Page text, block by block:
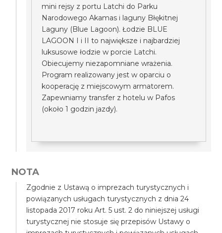
mini rejsy z portu Latchi do Parku
Narodowego Akamas i laguny Błękitnej
Laguny (Blue Lagoon). Łodzie BLUE
LAGOON I i II to największe i najbardziej
luksusowe łodzie w porcie Latchi.
Obiecujemy niezapomniane wrażenia.
Program realizowany jest w oparciu o
kooperację z miejscowym armatorem.
Zapewniamy transfer z hotelu w Pafos
(około 1 godzin jazdy).
NOTA
Zgodnie z Ustawą o imprezach turystycznych i
powiązanych usługach turystycznych z dnia 24
listopada 2017 roku Art. 5 ust. 2 do niniejszej usługi
turystycznej nie stosuje się przepisów Ustawy o